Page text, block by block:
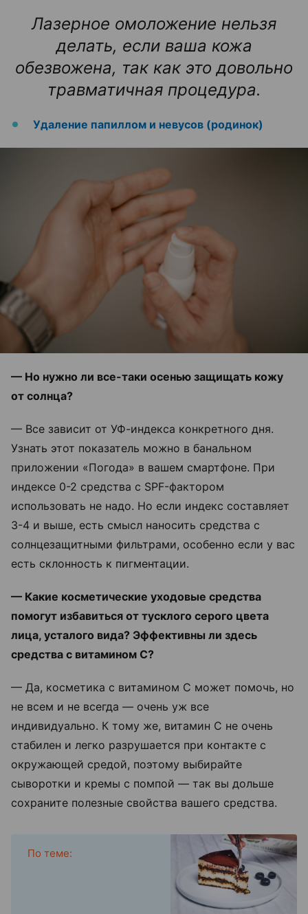
Лазерное омоложение нельзя
делать, если ваша кожа
обезвожена, так как это довольно
травматичная процедура.
Удаление папиллом и невусов (родинок)
— Но нужно ли все-таки осенью защищать кожу
от солнца?
— Все зависит от УФ-индекса конкретного дня.
Узнать этот показатель можно в банальном
приложении «Погода» в вашем смартфоне. При
индексе 0-2 средства с SPF-фактором
использовать не надо. Но если индекс составляет
3-4 и выше, есть смысл наносить средства с
солнцезащитными фильтрами, особенно если у вас
есть склонность к пигментации.
— Какие косметические уходовые средства
помогут избавиться от тусклого серого цвета
лица, усталого вида? Эффективны ли здесь
средства с витамином С?
— Да, косметика с витамином С может помочь, но
не всем и не всегда — очень уж все
индивидуально. К тому же, витамин С не очень
стабилен и легко разрушается при контакте с
окружающей средой, поэтому выбирайте
сыворотки и кремы с помпой — так вы дольше
сохраните полезные свойства вашего средства.
По теме: